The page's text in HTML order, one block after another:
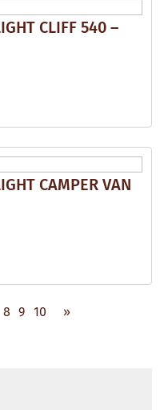
CLIFF 540 –
CAMPER VAN
8 9 10 »